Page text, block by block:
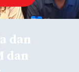
dan
dan